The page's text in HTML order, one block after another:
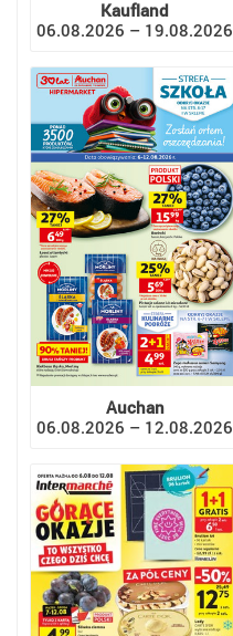
Kaufland
06.08.2026 – 19.08.2026
Auchan
06.08.2026 – 12.08.2026